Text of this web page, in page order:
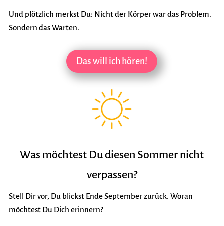
Und plötzlich merkst Du: Nicht der Körper war das Problem.
Sondern das Warten.
Das will ich hören!
Was möchtest Du diesen Sommer nicht
verpassen?
Stell Dir vor, Du blickst Ende September zurück. Woran
möchtest Du Dich erinnern?